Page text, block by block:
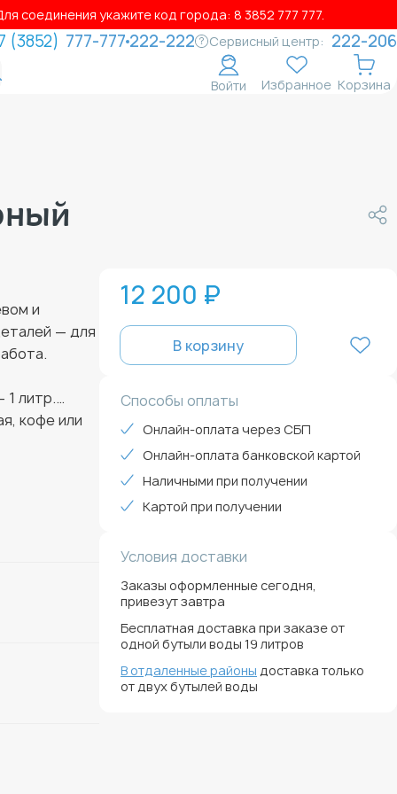
соединения укажите код города: 8 3852 777 777.
(3852) 777-777 222-222 Сервисный центр: 222-206
Войти Избранное Корзина
и
— для
1 литр.
кофе или
12 200 ₽
В корзину
Способы оплаты
Онлайн-оплата через СБП
Онлайн-оплата банковской картой
Наличными при получении
Картой при получении
Условия доставки
Заказы оформленные сегодня,
привезут завтра
Бесплатная доставка при заказе от
одной бутыли воды 19 литров
В отдаленные районы доставка только
от двух бутылей воды